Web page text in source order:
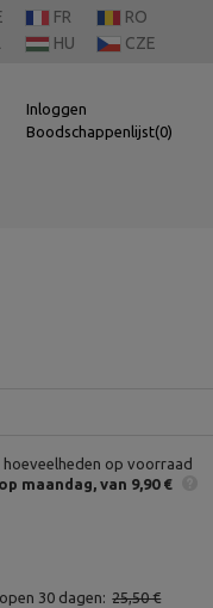
FR
RO
HU CZE
Inloggen
Boodschappenlijst 0
op voorraad
maandag van 9,90 €
30 dagen: 25,50 €